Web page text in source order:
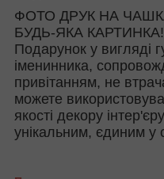
ФОТО ДРУК НА
БУДЬ-ЯКА КАРТИНКА!
Подарунок у вигляді
іменинника,
привітанням, не
можете
якості декору
унікальним, єдиним у